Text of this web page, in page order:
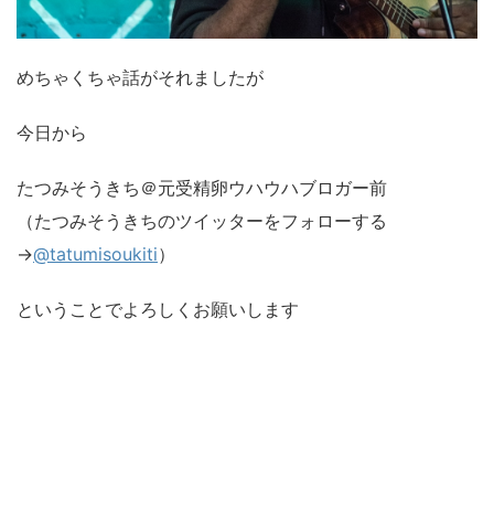
めちゃくちゃ話がそれましたが
今日から
たつみそうきち＠元受精卵ウハウハブロガー前
（たつみそうきちのツイッターをフォローする
→@tatumisoukiti）
ということでよろしくお願いします